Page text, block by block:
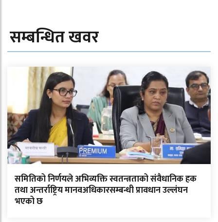
सम्बन्धित खवर
समितिको निर्णयले अभिव्यक्ति स्वतन्त्रताको संवैधानिक हक
तथा अन्तर्राष्ट्रिय मानवअधिकारसम्बन्धी प्रावधान उल्लंघन
भएको छ